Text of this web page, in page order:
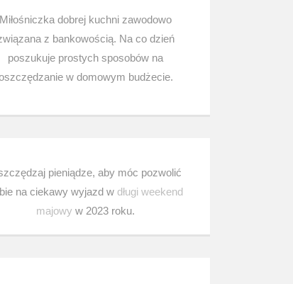
Miłośniczka dobrej kuchni zawodowo
z bankowością. Na co dzień
poszukuje prostych sposobów na
w domowym budżecie.
pieniądze, aby móc pozwolić
na ciekawy wyjazd w długi weekend
majowy w 2023 roku.